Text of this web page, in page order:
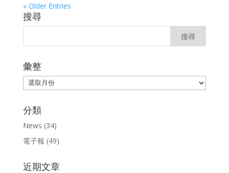
« Older Entries
搜尋
彙整
彙
整
分類
News (34)
電子報 (49)
近期文章